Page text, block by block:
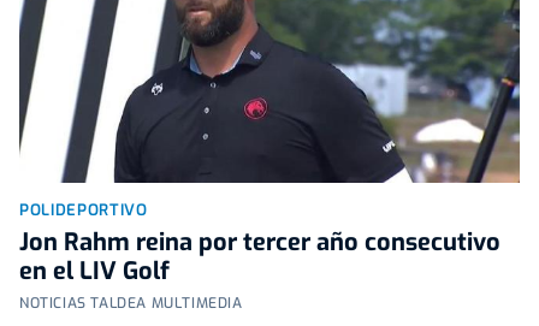
POLIDEPORTIVO
Jon Rahm reina por tercer año consecutivo
en el LIV Golf
NOTICIAS TALDEA MULTIMEDIA